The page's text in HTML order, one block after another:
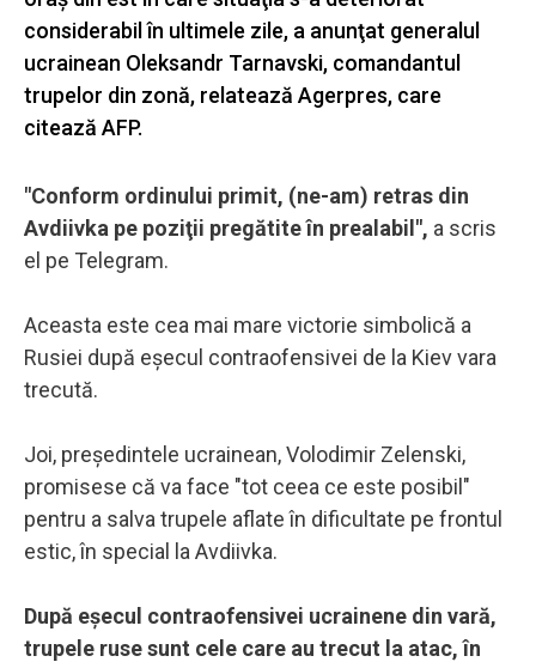
considerabil în ultimele zile, a anunţat generalul
ucrainean Oleksandr Tarnavski, comandantul
trupelor din zonă, relatează Agerpres, care
citează AFP.
"Conform ordinului primit, (ne-am) retras din
Avdiivka pe poziţii pregătite în prealabil", a scris
el pe Telegram.
Aceasta este cea mai mare victorie simbolică a
Rusiei după eşecul contraofensivei de la Kiev vara
trecută.
Joi, preşedintele ucrainean, Volodimir Zelenski,
promisese că va face "tot ceea ce este posibil"
pentru a salva trupele aflate în dificultate pe frontul
estic, în special la Avdiivka.
După eşecul contraofensivei ucrainene din vară,
trupele ruse sunt cele care au trecut la atac, în